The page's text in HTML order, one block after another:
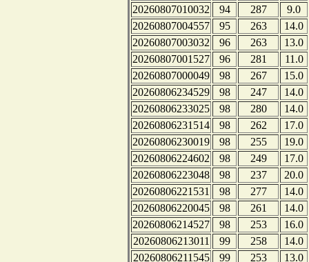
20260807010032
94 287
9.0
20260807004557
95 263
14.0
20260807003032
96 263
13.0
20260807001527
96 281
11.0
20260807000049
98 267
15.0
20260806234529
98 247
14.0
20260806233025
98 280
14.0
20260806231514
98 262
17.0
20260806230019
98 255
19.0
20260806224602
98 249
17.0
20260806223048
98 237
20.0
20260806221531
98 277
14.0
20260806220045
98 261
14.0
20260806214527
98 253
16.0
20260806213011
99 258
14.0
20260806211545
99 253
13.0